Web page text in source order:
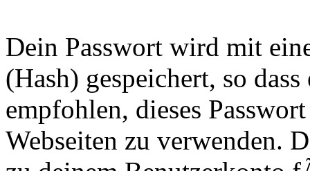
Dein Passwort wird mit
(Hash) gespeichert, so
empfohlen, dieses
Webseiten zu verwenden.